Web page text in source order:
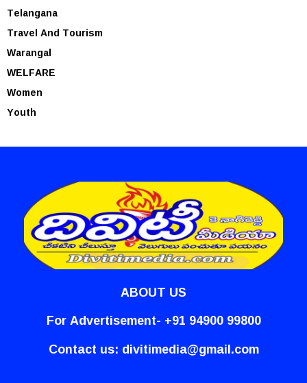
Telangana
Travel And Tourism
Warangal
WELFARE
Women
Youth
ABOUT US
For Advertisement- +91 94900 99800
Contact us: divitimedia@gmail.com